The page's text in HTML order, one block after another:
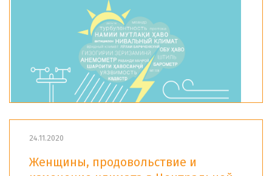
24.11.2020
Женщины, продовольствие и